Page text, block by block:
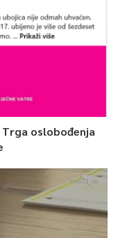
oslobođenja